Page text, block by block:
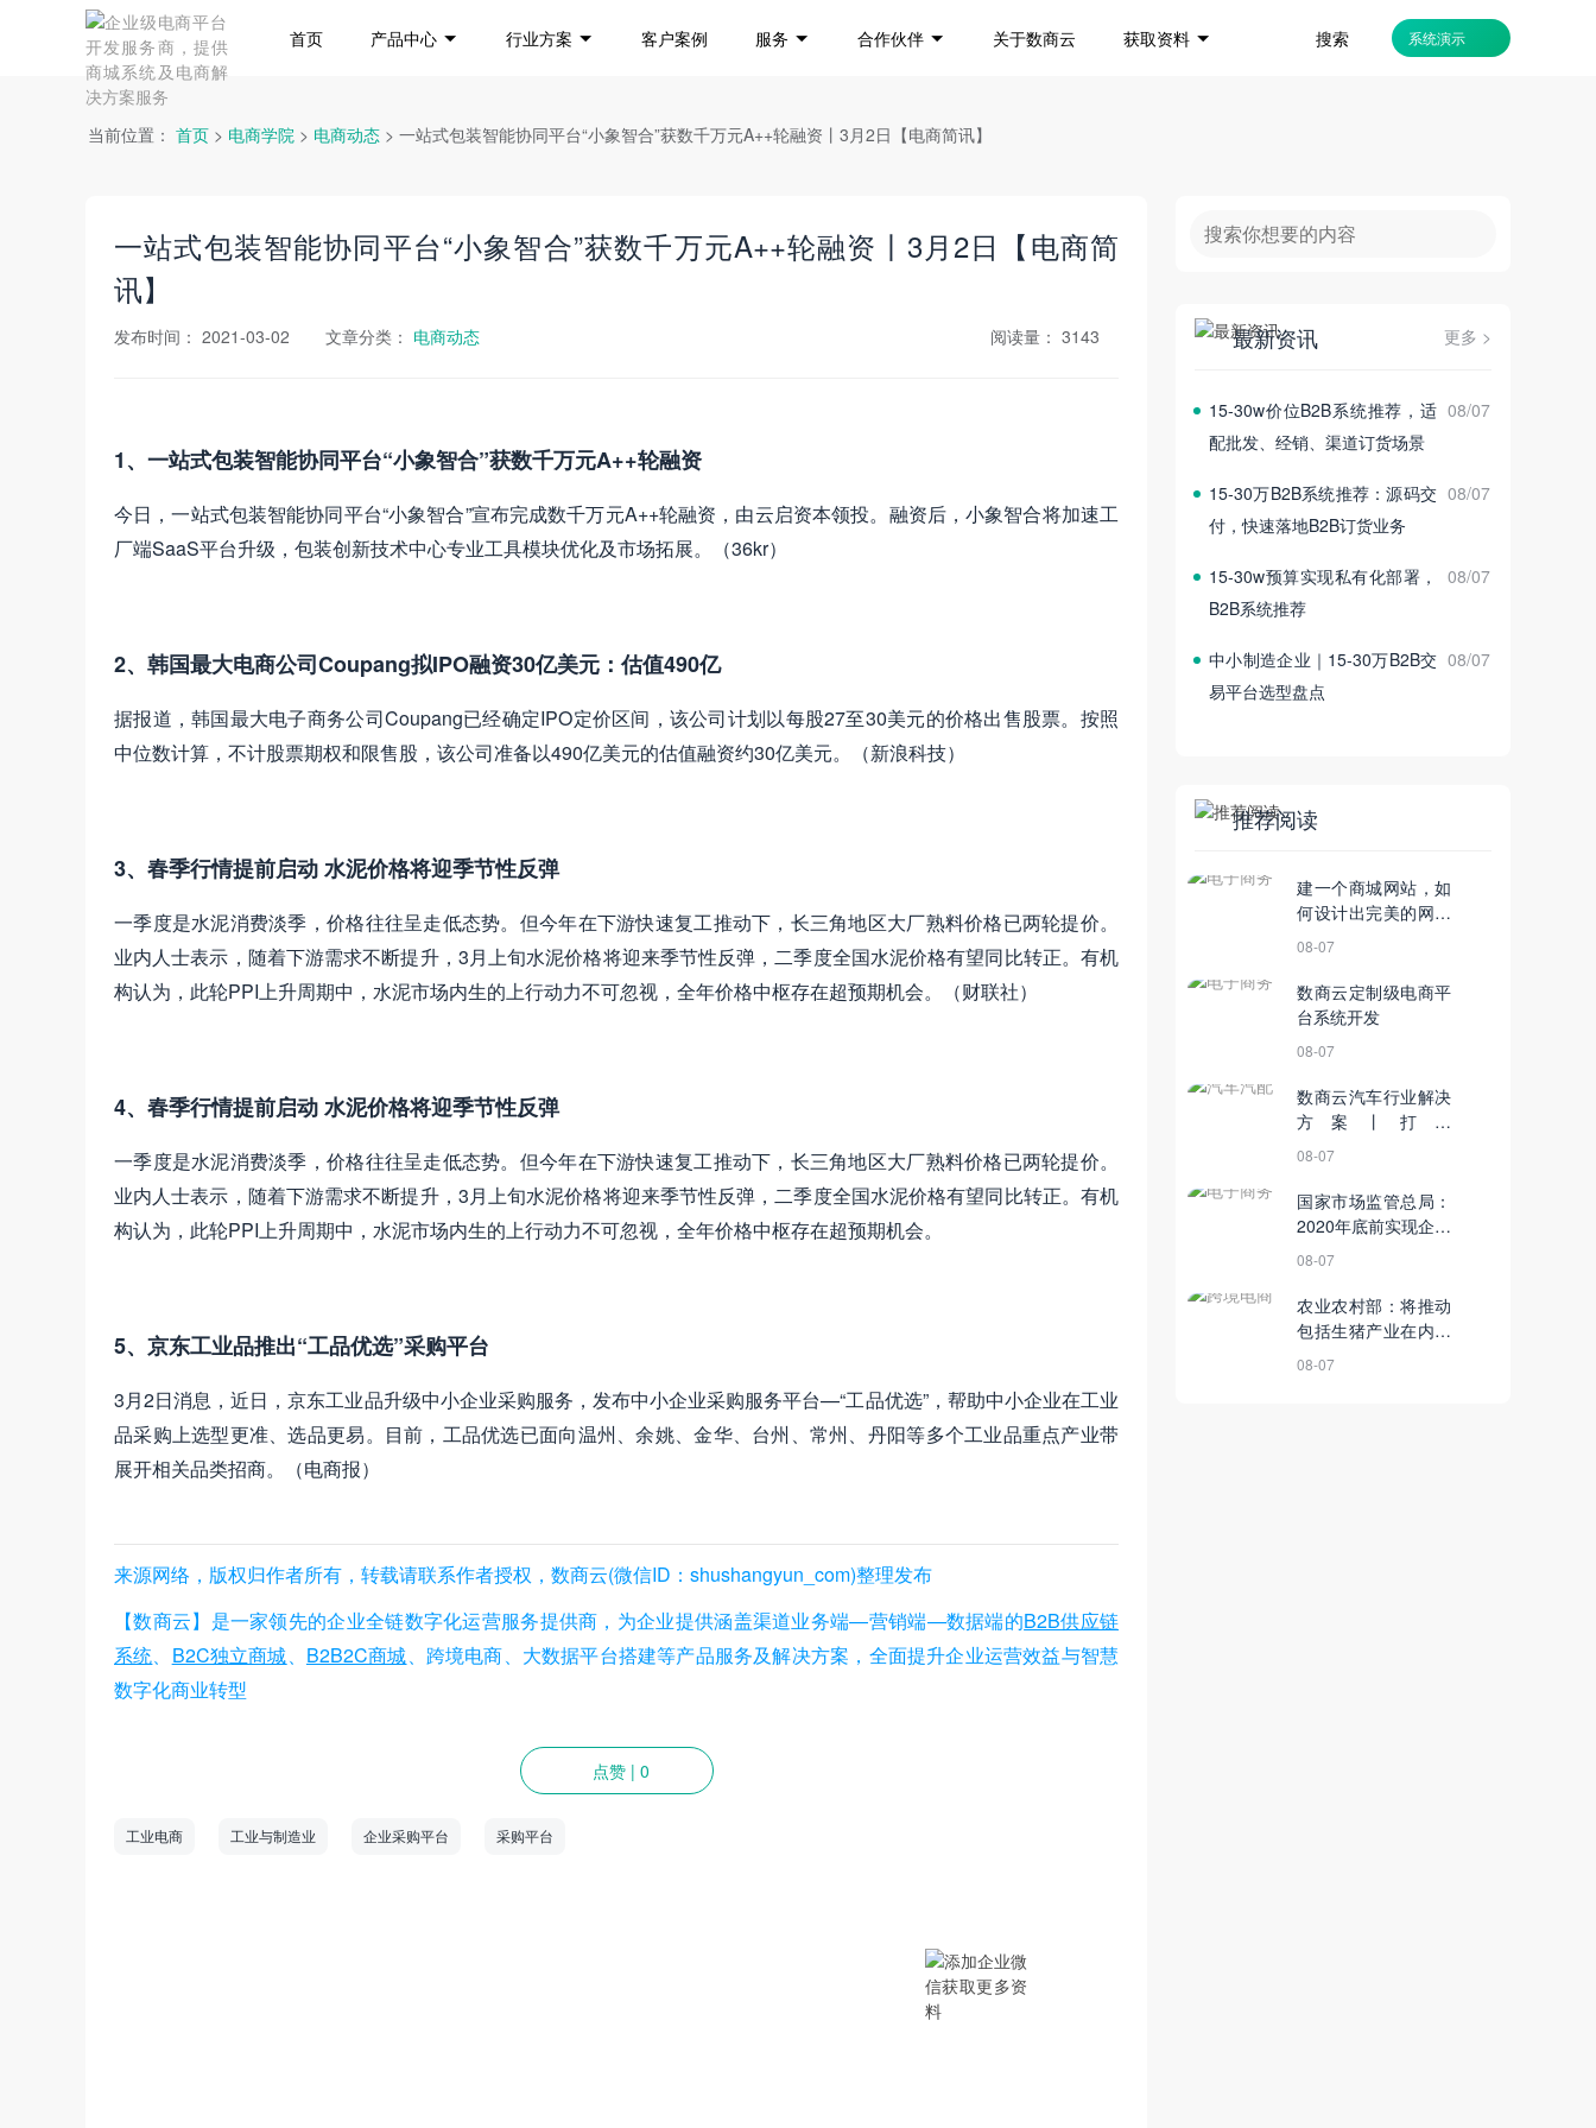
首页 产品中心 行业方案 客户案例 服务 合作伙伴 关于数商云 获取资料 搜索 系统演示
当前位置： 首页 > 电商学院 > 电商动态 > 一站式包装智能协同平台“小象智合”获数千万元A++轮融资丨3月2日【电商简讯】
一站式包装智能协同平台“小象智合”获数千万元A++轮融资丨3月2日【电商简
讯】
发布时间： 2021-03-02 文章分类： 电商动态 阅读量： 3143
1、一站式包装智能协同平台“小象智合”获数千万元A++轮融资
今日，一站式包装智能协同平台“小象智合”宣布完成数千万元A++轮融资，由云启资本领投。融资后，小象智合将加速工
厂端SaaS平台升级，包装创新技术中心专业工具模块优化及市场拓展。（36kr）
2、韩国最大电商公司Coupang拟IPO融资30亿美元：估值490亿
据报道，韩国最大电子商务公司Coupang已经确定IPO定价区间，该公司计划以每股27至30美元的价格出售股票。按照
中位数计算，不计股票期权和限售股，该公司准备以490亿美元的估值融资约30亿美元。（新浪科技）
3、春季行情提前启动 水泥价格将迎季节性反弹
一季度是水泥消费淡季，价格往往呈走低态势。但今年在下游快速复工推动下，长三角地区大厂熟料价格已两轮提价。
业内人士表示，随着下游需求不断提升，3月上旬水泥价格将迎来季节性反弹，二季度全国水泥价格有望同比转正。有机
构认为，此轮PPI上升周期中，水泥市场内生的上行动力不可忽视，全年价格中枢存在超预期机会。（财联社）
4、春季行情提前启动 水泥价格将迎季节性反弹
一季度是水泥消费淡季，价格往往呈走低态势。但今年在下游快速复工推动下，长三角地区大厂熟料价格已两轮提价。
业内人士表示，随着下游需求不断提升，3月上旬水泥价格将迎来季节性反弹，二季度全国水泥价格有望同比转正。有机
构认为，此轮PPI上升周期中，水泥市场内生的上行动力不可忽视，全年价格中枢存在超预期机会。
5、京东工业品推出“工品优选”采购平台
3月2日消息，近日，京东工业品升级中小企业采购服务，发布中小企业采购服务平台—“工品优选”，帮助中小企业在工业
品采购上选型更准、选品更易。目前，工品优选已面向温州、余姚、金华、台州、常州、丹阳等多个工业品重点产业带
展开相关品类招商。（电商报）
来源网络，版权归作者所有，转载请联系作者授权，数商云(微信ID：shushangyun_com)整理发布
【数商云】是一家领先的企业全链数字化运营服务提供商，为企业提供涵盖渠道业务端—营销端—数据端的B2B供应链
系统、 B2C独立商城、 B2B2C商城、跨境电商、大数据平台搭建等产品服务及解决方案，全面提升企业运营效益与智慧
数字化商业转型
点赞 | 0
工业电商 工业与制造业 企业采购平台 采购平台
最新资讯 更多 >
15‑30w价位B2B系统推荐，适
配批发、经销、渠道订货场景
08/07
15‑30万B2B系统推荐：源码交
付，快速落地B2B订货业务
08/07
15‑30w预算实现私有化部署，
B2B系统推荐
08/07
中小制造企业｜15‑30万B2B交
易平台选型盘点
08/07
推荐阅读
建一个商城网站，如
何设计出完美的网站
页面
08-07
数商云定制级电商平
台系统开发
08-07
数商云汽车行业解决
方案丨打造
B2B2C+O2O集成化
08-07
国家市场监管总局：
2020年底前实现企业
开办全程网上办理丨
讯】
08-07
农业农村部：将推动
包括生猪产业在内的
畜牧业转型升级丨10
08-07